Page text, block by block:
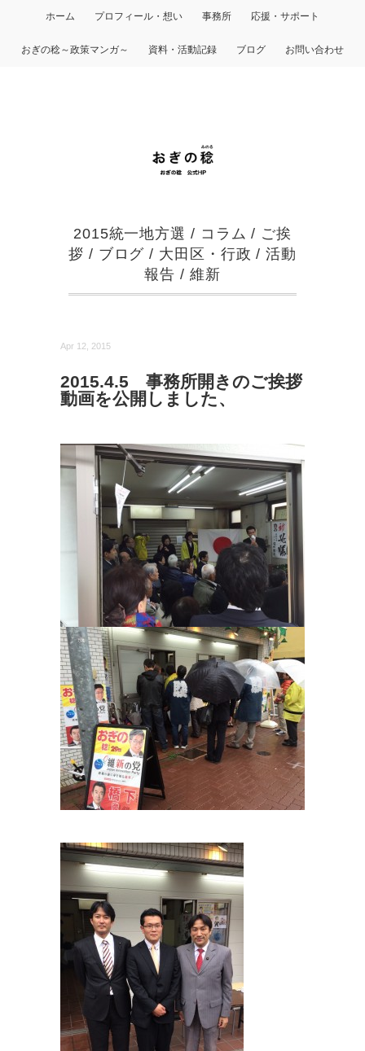
ホーム プロフィール・想い 事務所 応援・サポート
おぎの稔～政策マンガ～ 資料・活動記録 ブログ お問い合わせ
2015統一地方選 / コラム / ご挨
拶 / ブログ / 大田区・行政 /活動
報告 / 維新
Apr 12, 2015
2015.4.5 事務所開きのご挨拶
動画を公開しました、